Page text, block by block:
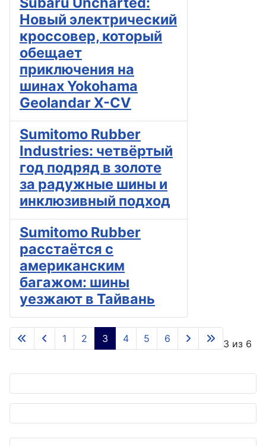
Новый электрический
кроссовер, который
обещает
приключения на
шинах Yokohama
Geolandar X-CV
Sumitomo Rubber
Industries: четвёртый
год подряд в золоте
за радужные шины и
инклюзивный подход
Sumitomo Rubber
расстаётся с
американским
багажом: шины
уезжают в Тайвань
Страница 3 из 6
1 2 3 4 5 6